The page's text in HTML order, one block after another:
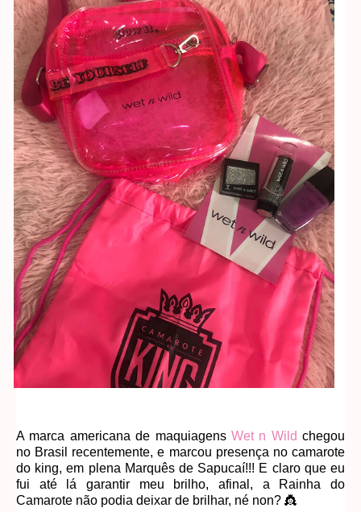
A marca americana de maquiagens Wet n Wild chegou
no Brasil recentemente, e marcou presença no camarote
do king, em plena Marquês de Sapucaí!!! E claro que eu
fui até lá garantir meu brilho, afinal, a Rainha do
Camarote não podia deixar de brilhar, né non? 👸